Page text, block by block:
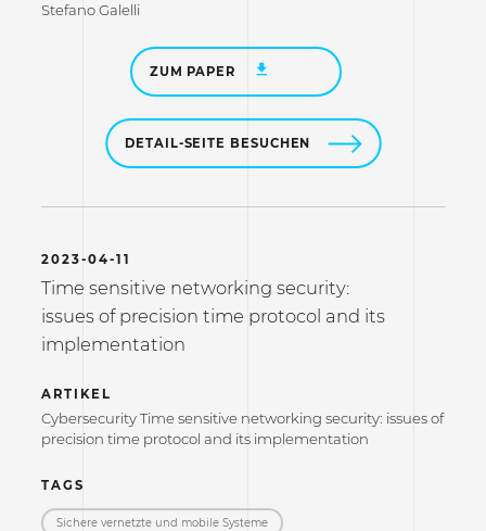
Stefano Galelli
ZUM PAPER
DETAIL-SEITE BESUCHEN
2023-04-11
Time sensitive networking security:
issues of precision time protocol and its
implementation
ARTIKEL
Cybersecurity Time sensitive networking security: issues of
precision time protocol and its implementation
TAGS
Sichere vernetzte und mobile Systeme